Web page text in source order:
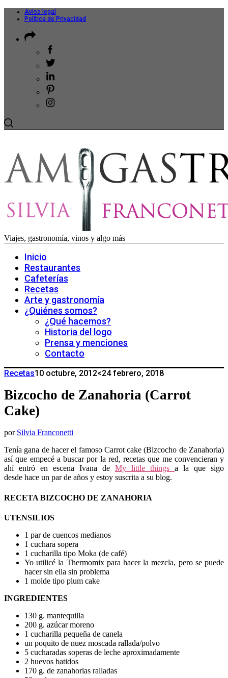
Aviso legal
Política de Privacidad
Viajes, gastronomía, vinos y algo más
Inicio
Restaurantes
Cafeterías
Recetas
Arte y gastronomía
¿Quiénes somos?
¿Qué hacemos?
Historia del logo
Prensa y menciones
Contacto
Recetas10 octubre, 2012<24 febrero, 2018
Bizcocho de Zanahoria (Carrot
Cake)
por Silvia Franconetti
Tenía gana de hacer el famoso Carrot cake (Bizcocho de Zanahoria)
así que empecé a buscar por la red, recetas que me convencieran y
ahí entró en escena Ivana de My little things a la que sigo
desde hace un par de años y estoy suscrita a su blog.
RECETA BIZCOCHO DE ZANAHORIA
UTENSILIOS
1 par de cuencos medianos
1 cuchara sopera
1 cucharilla tipo Moka (de café)
Yo utilicé la Thermomix para hacer la mezcla, pero se puede
hacer sin ella sin problema
1 molde tipo plum cake
INGREDIENTES
130 g. mantequilla
200 g. azúcar moreno
1 cucharilla pequeña de canela
un poquito de nuez moscada rallada/polvo
5 cucharadas soperas de leche aproximadamente
2 huevos batidos
170 g. de zanahorias ralladas